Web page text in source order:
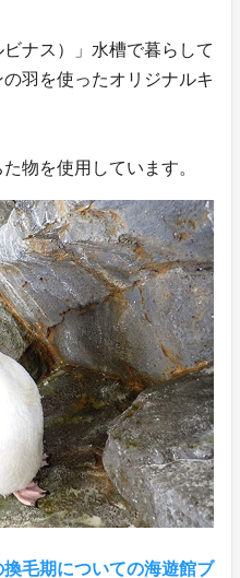
ナス）」水槽で暮らして
羽を使ったオリジナルキ
物を使用しています。
毛期についての海遊館ブ